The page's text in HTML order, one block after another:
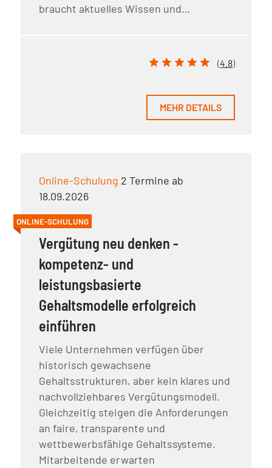
braucht aktuelles Wissen und…
(4.8)
MEHR DETAILS
Online-Schulung 2 Termine ab
18.09.2026
ONLINE-SCHULUNG
Vergütung neu denken -
kompetenz- und
leistungsbasierte
Gehaltsmodelle erfolgreich
einführen
Viele Unternehmen verfügen über
historisch gewachsene
Gehaltsstrukturen, aber kein klares und
nachvollziehbares Vergütungsmodell.
Gleichzeitig steigen die Anforderungen
an faire, transparente und
wettbewerbsfähige Gehaltssysteme.
Mitarbeitende erwarten